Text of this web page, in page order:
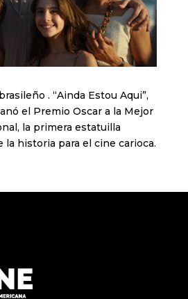
. “Ainda Estou Aqui”,
el Premio Oscar a la Mejor
la primera estatuilla
la historia para el cine carioca.